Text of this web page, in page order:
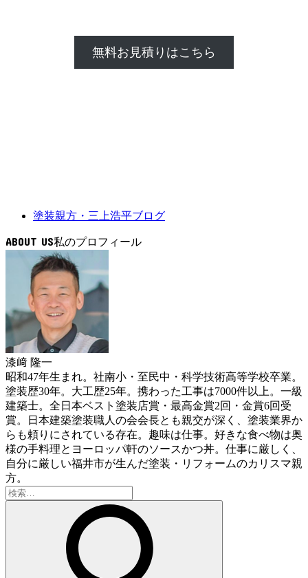
無料お見積りはこちら
塗装親方・三上浩平ブログ
ABOUT US
漆﨑 隆一
昭和47年生まれ。社南小・至民中・科学技術高等学校卒業。
塗装歴30年。大工歴25年。携わった工事は7000件以上。一級
建築士。全日本ベスト塗装店賞・最高金賞2回・金賞6回受
賞。日本建築塗装職人の会会長とも親交が深く、塗装業界か
らも頼りにされている存在。趣味は仕事。好きな食べ物は奥
様の手料理とヨーロッパ軒のソースかつ丼。仕事に厳しく、
自分に厳しい福井市が生んだ塗装・リフォームのカリスマ親
方。
検
索: